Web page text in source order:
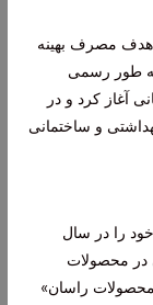
هدف مصرف بهینه
گرفته است. این شرکت از سال 1370 به طور رسمی
آغاز کرد و در
و ساختمانی
را در سال
در محصولات
محصولات راسان»